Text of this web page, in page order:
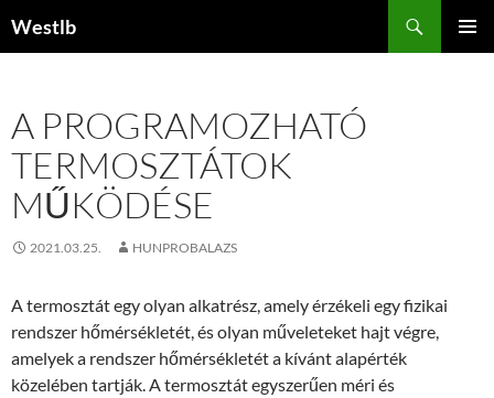
Westlb
A PROGRAMOZHATÓ
TERMOSZTÁTOK
MŰKÖDÉSE
2021.03.25. HUNPROBALAZS
A termosztát egy olyan alkatrész, amely érzékeli egy fizikai
rendszer hőmérsékletét, és olyan műveleteket hajt végre,
amelyek a rendszer hőmérsékletét a kívánt alapérték
közelében tartják. A termosztát egyszerűen méri és